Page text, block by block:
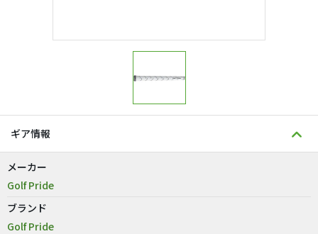
ギア情報
メーカー
Golf Pride
ブランド
Golf Pride